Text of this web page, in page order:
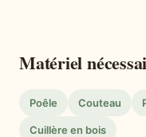
Matériel
Poêle Couteau
Cuillère en bois